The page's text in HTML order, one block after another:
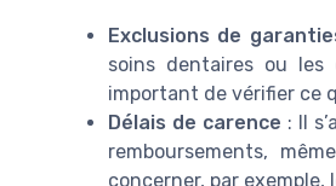
Exclusions de
soins dentaires ou les
important de vérifier ce
Délais de carence : Il
remboursements,
concerner, par exemple,